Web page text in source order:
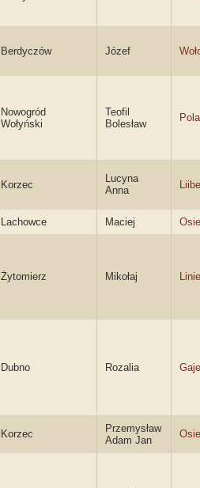
Berdyczów Józef
Nowogród
Wołyński
Teofil
Bolesław
Korzec
Lucyna
Anna
Lachowce Maciej
Żytomierz Mikołaj
Dubno Rozalia
Korzec
Przemysław
Adam Jan